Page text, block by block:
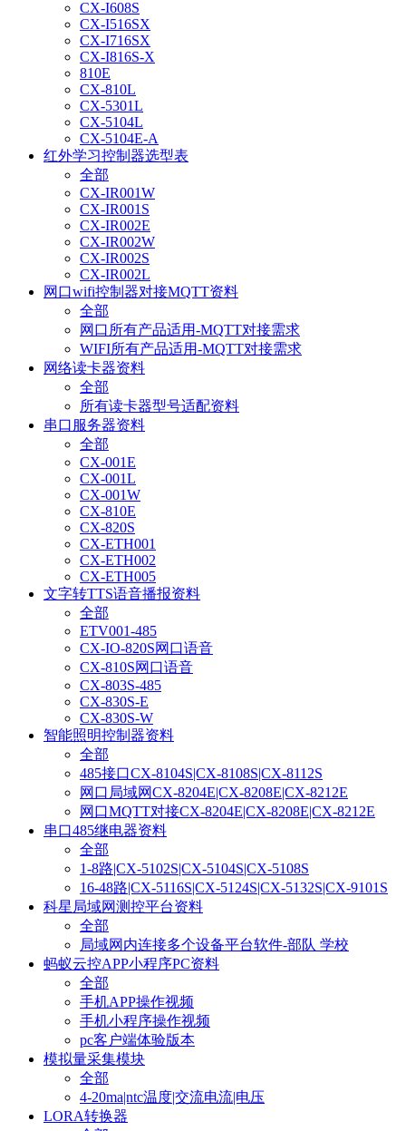
CX-I608S
CX-I516SX
CX-I716SX
CX-I816S-X
810E
CX-810L
CX-5301L
CX-5104L
CX-5104E-A
红外学习控制器选型表
全部
CX-IR001W
CX-IR001S
CX-IR002E
CX-IR002W
CX-IR002S
CX-IR002L
网口wifi控制器对接MQTT资料
全部
网口所有产品适用-MQTT对接需求
WIFI所有产品适用-MQTT对接需求
网络读卡器资料
全部
所有读卡器型号适配资料
串口服务器资料
全部
CX-001E
CX-001L
CX-001W
CX-810E
CX-820S
CX-ETH001
CX-ETH002
CX-ETH005
文字转TTS语音播报资料
全部
ETV001-485
CX-IO-820S网口语音
CX-810S网口语音
CX-803S-485
CX-830S-E
CX-830S-W
智能照明控制器资料
全部
485接口CX-8104S|CX-8108S|CX-8112S
网口局域网CX-8204E|CX-8208E|CX-8212E
网口MQTT对接CX-8204E|CX-8208E|CX-8212E
串口485继电器资料
全部
1-8路|CX-5102S|CX-5104S|CX-5108S
16-48路|CX-5116S|CX-5124S|CX-5132S|CX-9101S
科星局域网测控平台资料
全部
局域网内连接多个设备平台软件-部队 学校
蚂蚁云控APP小程序PC资料
全部
手机APP操作视频
手机小程序操作视频
pc客户端体验版本
模拟量采集模块
全部
4-20ma|ntc温度|交流电流|电压
LORA转换器